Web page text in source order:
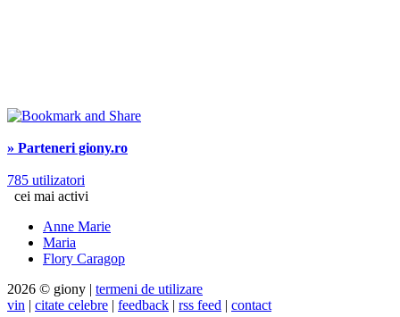
» Parteneri giony.ro
785 utilizatori
cei mai activi
Anne Marie
Maria
Flory Caragop
2026 © giony | termeni de utilizare
vin | citate celebre | feedback | rss feed | contact